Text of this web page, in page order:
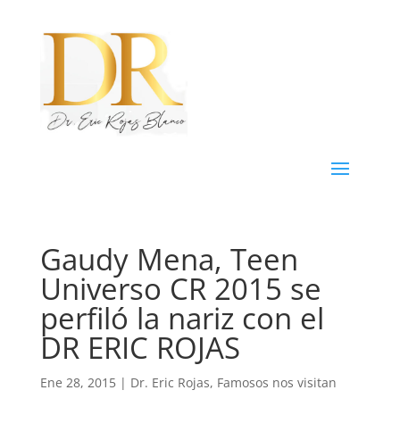
Gaudy Mena, Teen
Universo CR 2015 se
perfiló la nariz con el
DR ERIC ROJAS
Ene 28, 2015| Dr. Eric Rojas, Famosos nos visitan